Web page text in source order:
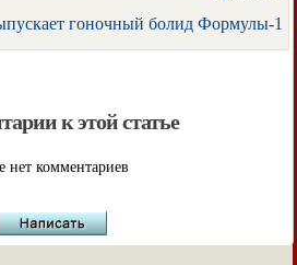
гоночный болид Формулы-1
к этой статье
нет комментариев